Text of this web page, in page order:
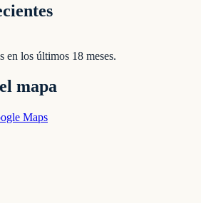
en los últimos 18 meses.
mapa
Maps